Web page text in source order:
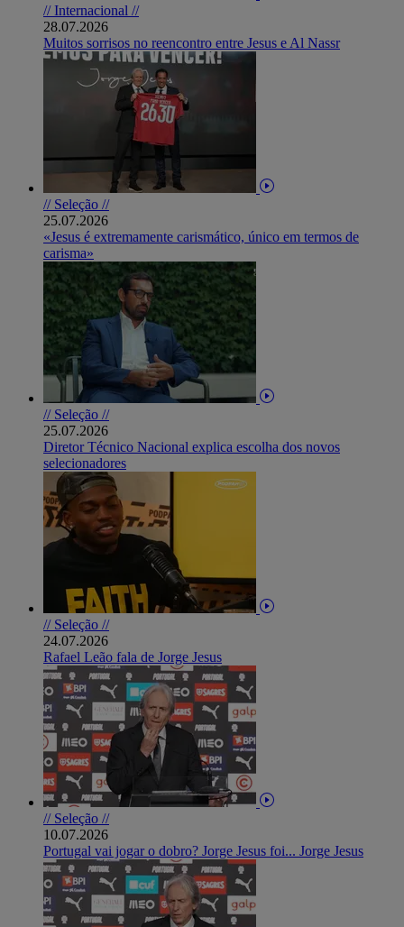
// Internacional //
28.07.2026
Muitos sorrisos no reencontro entre Jesus e Al Nassr
// Seleção //
25.07.2026
«Jesus é extremamente carismático, único em termos de
carisma»
// Seleção //
25.07.2026
Diretor Técnico Nacional explica escolha dos novos
selecionadores
// Seleção //
24.07.2026
Rafael Leão fala de Jorge Jesus
// Seleção //
10.07.2026
Portugal vai jogar o dobro? Jorge Jesus foi... Jorge Jesus